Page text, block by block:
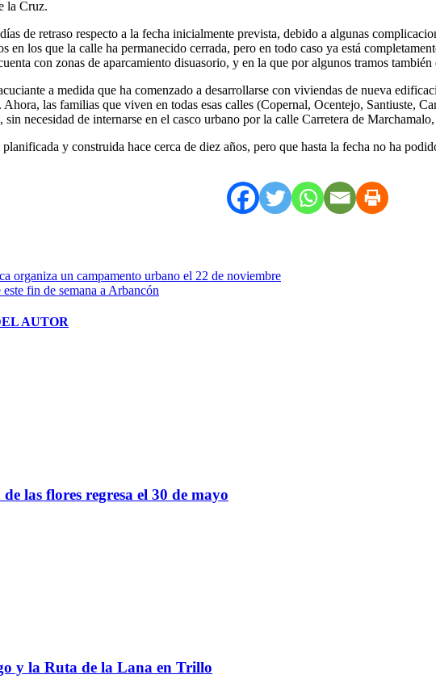
la Cruz.
de retraso respecto a la fecha inicialmente prevista, debido a algunas
en los que la calle ha permanecido cerrada, pero en todo caso ya está
con zonas de aparcamiento disuasorio, y en la que por algunos tramos
a medida que ha comenzado a desarrollarse con viviendas de nueva
las familias que viven en todas esas calles (Copernal, Ocentejo, Santiuste,
necesidad de internarse en el casco urbano por la calle Carretera de
y construida hace cerca de diez años, pero que hasta la fecha no ha
organiza un campamento urbano el 22 de noviembre
fin de semana a Arbancón
AUTOR
las flores regresa el 30 de mayo
y la Ruta de la Lana en Trillo